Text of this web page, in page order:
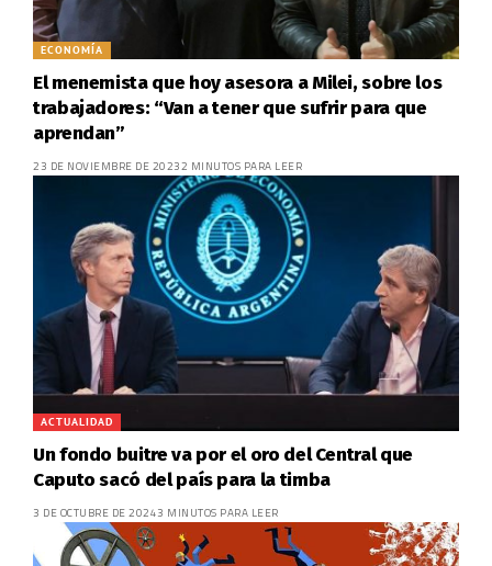
ECONOMÍA
El menemista que hoy asesora a Milei, sobre los
trabajadores: “Van a tener que sufrir para que
aprendan”
23 DE NOVIEMBRE DE 20232 MINUTOS PARA LEER
ACTUALIDAD
Un fondo buitre va por el oro del Central que
Caputo sacó del país para la timba
3 DE OCTUBRE DE 20243 MINUTOS PARA LEER